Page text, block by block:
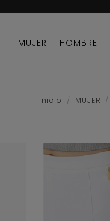
MUJER HOMBRE
Inicio MUJER